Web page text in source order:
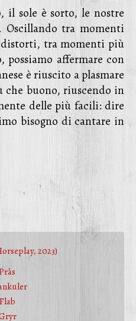
il sole è sorto, le nostre
Oscillando tra momenti
tra momenti più
affermare con
è riuscito a plasmare
buono, riuscendo in
delle più facili: dire
bisogno di cantare in
2023)